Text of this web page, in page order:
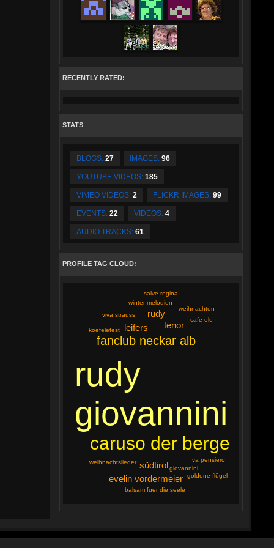
RECENTLY RATED:
STATS
BLOGS: 27 IMAGES: 96
YOUTUBE VIDEOS: 185
VIMEO VIDEOS: 2 FLICKR IMAGES: 99
EVENTS: 22 VIDEOS: 4
AUDIO TRACKS: 61
PROFILE TAG CLOUD:
rudy
giovannini
caruso der berge
fanclub neckar alb
südtirol
tenor
leifers
rudy
evelin vordermeier
weihnachtslieder
koefelefest
giovannini
viva strauss
winter melodien
weihnachten
balsam fuer die seele
salve regina
va pensiero
cafe ole
goldene flügel